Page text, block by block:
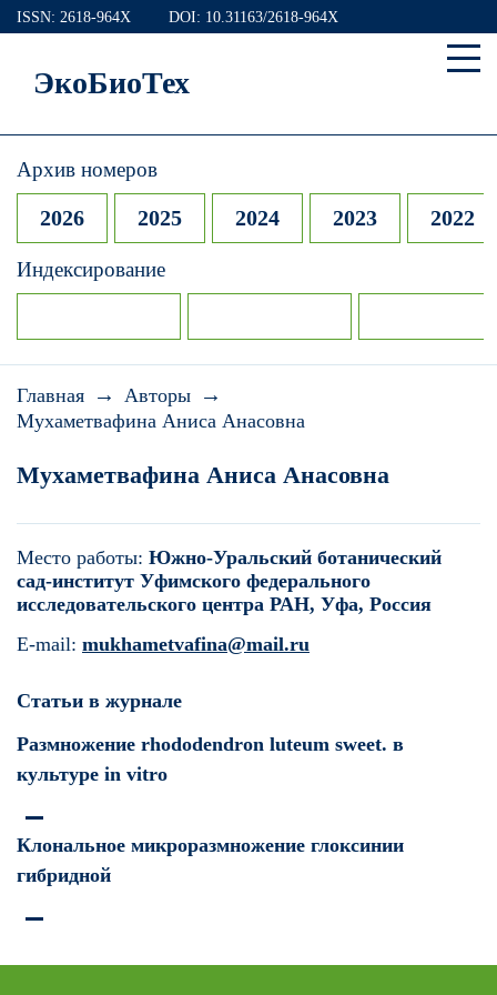
ISSN: 2618-964X DOI: 10.31163/2618-964X
ЭкоБиоТех
Архив номеров
2026 2025 2024 2023 2022
Индексирование
Главная → Авторы →
Мухаметвафина Аниса Анасовна
Мухаметвафина Аниса Анасовна
Место работы: Южно-Уральский ботанический
сад-институт Уфимского федерального
исследовательского центра РАН, Уфа, Россия
E-mail: mukhametvafina@mail.ru
Статьи в журнале
Размножение rhododendron luteum sweet. в
культуре in vitro
Клональное микроразмножение глоксинии
гибридной